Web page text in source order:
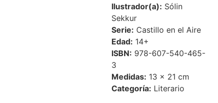
Ilustrador(a): Sólin
Sekkur
Serie: Castillo en el Aire
Edad: 14+
ISBN: 978-607-540-465-
3
Medidas: 13 × 21 cm
Categoría: Literario